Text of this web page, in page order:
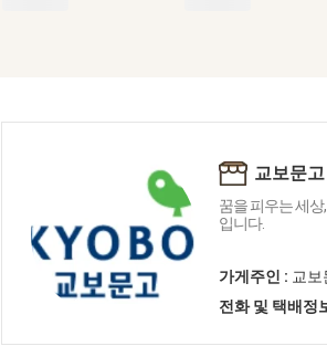
교보문고
꿈을 피우는 세
입니다.
가게주인 : 교보
전화 및 택배정